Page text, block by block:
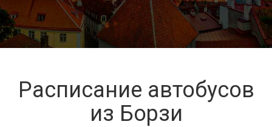
Расписание автобусов
из Борзи